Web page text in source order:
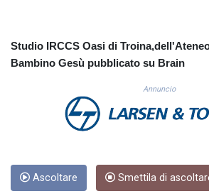
CVE
CZK
DJF
DKK 7.477932
DZD
ETB
FJD
Studio IRCCS Oasi di
Bambino Gesù pubblicato su Brain
Annuncio
Ascoltare Smettila di